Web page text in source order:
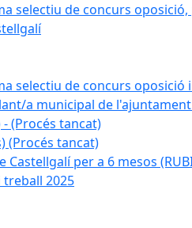
selectiu de concurs
selectiu de concurs
a municipal de
(Procés tancat)
(Procés tancat)
per a 6 mesos
2025